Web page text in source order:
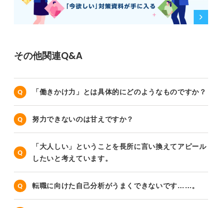
その他関連Q&A
「働きかけ力」とは具体的にどのようなものですか？
努力できないのは甘えですか？
「大人しい」ということを長所に言い換えてアピール
したいと考えています。
転職に向けた自己分析がうまくできないです……。